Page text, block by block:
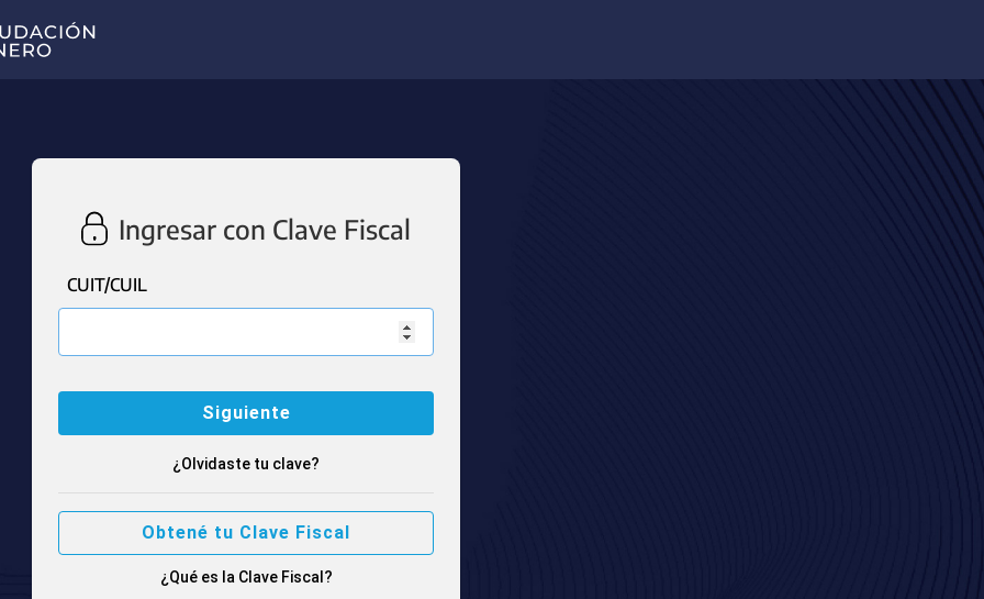
Ingresar con Clave Fiscal
CUIT/CUIL
¿Olvidaste tu clave?
Obtené tu Clave Fiscal
¿Qué es la Clave Fiscal?